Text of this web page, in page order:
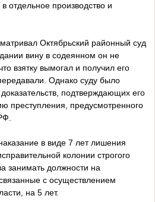
отдельное производство и
Октябрьский районный суд
вину в содеянном он не
взятку вымогал и получил его
Однако суду было
подтверждающих его
преступления, предусмотренного
в виде 7 лет лишения
колонии строгого
занимать должности на
с осуществлением
на 5 лет.